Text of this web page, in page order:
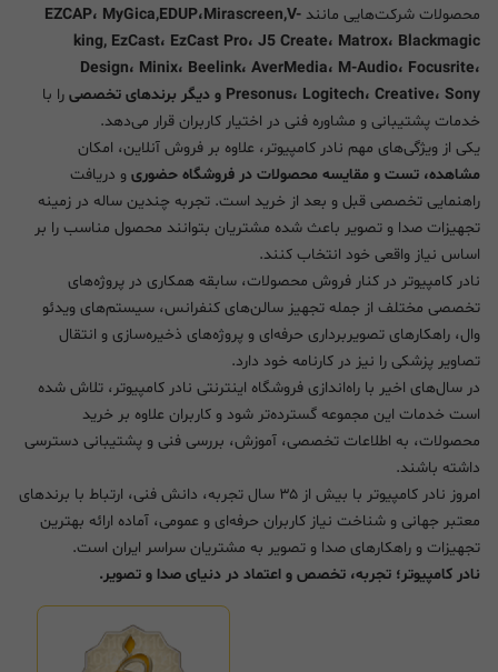
محصولات شرکت‌هایی مانند EZCAP، MyGica,EDUP،Mirascreen,V-
king, EzCast، EzCast Pro، J5 Create، Matrox، Blackmagic
Design، Minix، Beelink، AverMedia، M-Audio، Focusrite،
Presonus، Logitech، Creative، Sony و دیگر برندهای تخصصی
را با
خدمات پشتیبانی و مشاوره فنی در اختیار کاربران قرار می‌دهد.
یکی از ویژگی‌های مهم نادر کامپیوتر، علاوه بر فروش آنلاین، امکان
مشاهده، تست و مقایسه محصولات در فروشگاه حضوری و دریافت
راهنمایی تخصصی قبل و بعد از خرید است. تجربه چندین ساله در زمینه
تجهیزات صدا و تصویر باعث شده مشتریان بتوانند محصول مناسب را بر
اساس نیاز واقعی خود انتخاب کنند.
نادر کامپیوتر در کنار فروش محصولات، سابقه همکاری در پروژه‌های
تخصصی مختلف از جمله تجهیز سالن‌های کنفرانس، سیستم‌های ویدئو
وال، راهکارهای تصویربرداری حرفه‌ای و پروژه‌های ذخیره‌سازی و انتقال
تصاویر پزشکی را نیز در کارنامه خود دارد.
در سال‌های اخیر با راه‌اندازی فروشگاه اینترنتی نادر کامپیوتر، تلاش شده
است خدمات این مجموعه گسترده‌تر شود و کاربران علاوه بر خرید
محصولات، به اطلاعات تخصصی، آموزش، بررسی فنی و پشتیبانی دسترسی
داشته باشند.
امروز نادر کامپیوتر با بیش از ۳۵ سال تجربه، دانش فنی، ارتباط با برندهای
معتبر جهانی و شناخت نیاز کاربران حرفه‌ای و عمومی، آماده ارائه بهترین
تجهیزات و راهکارهای صدا و تصویر به مشتریان سراسر ایران است.
نادر کامپیوتر؛ تجربه، تخصص و اعتماد در دنیای صدا و تصویر.